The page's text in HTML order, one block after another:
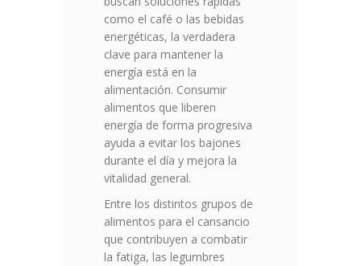
como el café o las bebidas
energéticas, la verdadera
clave para mantener la
energía está en la
alimentación. Consumir
alimentos que liberen
energía de forma progresiva
ayuda a evitar los bajones
durante el día y mejora la
vitalidad general.
Entre los distintos grupos de
alimentos para el cansancio
que contribuyen a combatir
la fatiga, las legumbres